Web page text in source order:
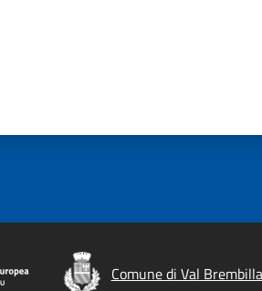
Comune di Val Brembilla